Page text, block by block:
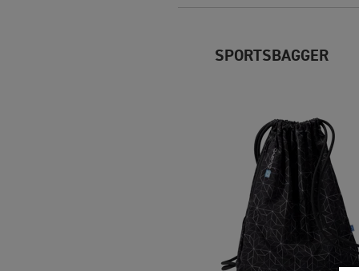
SPORTSBAGGER